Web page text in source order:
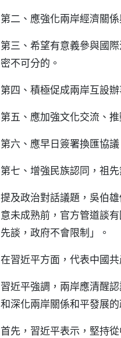
第二、應強化兩岸經濟關
第三、希望有意義參與國
密不可分的。
第四、積極促成兩岸互設辦
第五、應加強文化交流、推
第六、應早日簽署換匯協
第七、增強民族認同，祖先
提及政治對話議題，吳伯
意未成熟前，官方管道談
先談，政府不會限制」。
在習近平方面，代表中國
習近平強調，兩岸應清醒
和深化兩岸關係和平發展
首先，習近平表示，堅持